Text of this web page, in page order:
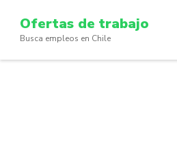
content
(Press
Ofertas de trabajo
Busca empleos en Chile